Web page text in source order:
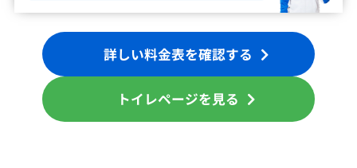
詳しい料金表を確認する
トイレページを見る